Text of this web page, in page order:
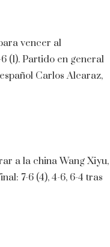
vencer al
(1). Partido en general
Carlos Alcaraz,
a la china Wang Xiyu,
7-6 (4), 4-6, 6-4 tras